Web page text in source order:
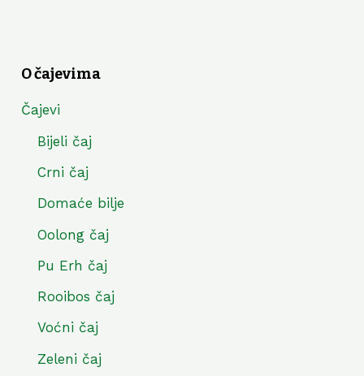
O čajevima
Čajevi
Bijeli čaj
Crni čaj
Domaće bilje
Oolong čaj
Pu Erh čaj
Rooibos čaj
Voćni čaj
Zeleni čaj